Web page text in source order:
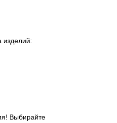
изделий:
Выбирайте